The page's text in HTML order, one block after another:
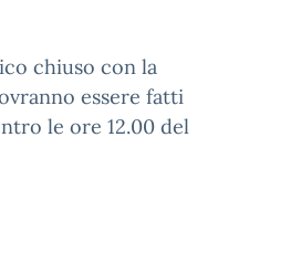
chiuso con la
essere fatti
le ore 12.00 del